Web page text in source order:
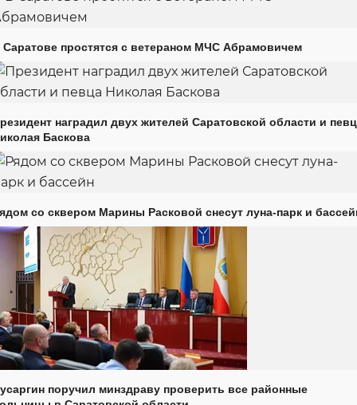
Саратове простятся с ветераном МЧС Абрамовичем
наградил двух жителей Саратовской области и
Баскова
со сквером Марины Расковой снесут луна-парк и
поручил минздраву проверить все районные